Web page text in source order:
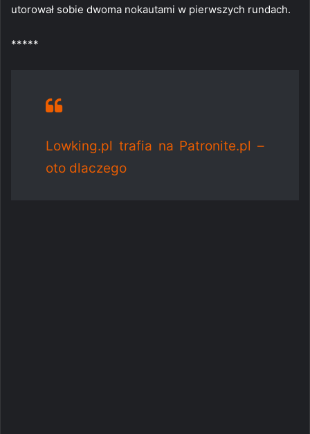
utorował sobie dwoma nokautami w pierwszych rundach.
*****
Lowking.pl trafia na Patronite.pl –
oto dlaczego